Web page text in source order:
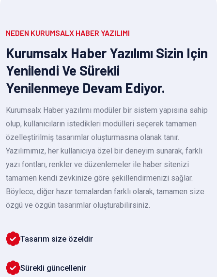
NEDEN KURUMSALX HABER YAZILIMI
Kurumsalx Haber Yazılımı Sizin Için
Yenilendi Ve Sürekli
Yenilenmeye Devam Ediyor.
Kurumsalx Haber yazılımı modüler bir sistem yapısına sahip
olup, kullanıcıların istedikleri modülleri seçerek tamamen
özelleştirilmiş tasarımlar oluşturmasına olanak tanır.
Yazılımımız, her kullanıcıya özel bir deneyim sunarak, farklı
yazı fontları, renkler ve düzenlemeler ile haber sitenizi
tamamen kendi zevkinize göre şekillendirmenizi sağlar.
Böylece, diğer hazır temalardan farklı olarak, tamamen size
özgü ve özgün tasarımlar oluşturabilirsiniz.
Tasarım size özeldir
Sürekli güncellenir